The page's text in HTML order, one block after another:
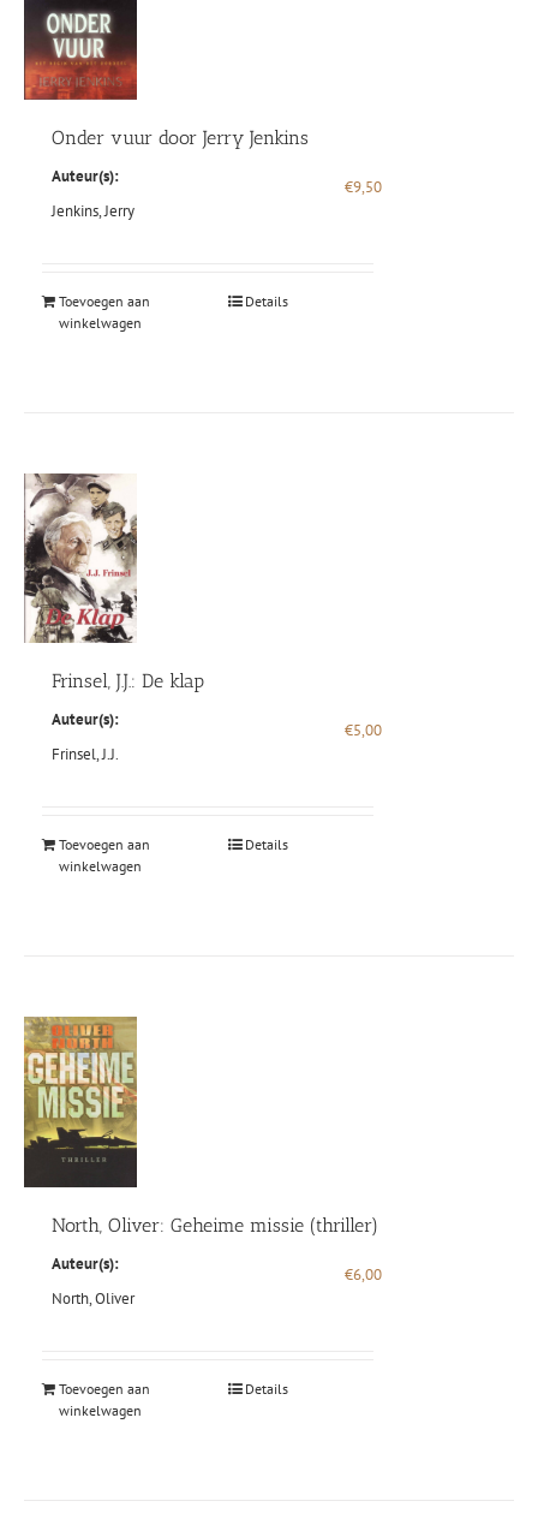
Onder vuur door Jerry Jenkins
Auteur(s):
Jenkins, Jerry
€9,50
Toevoegen aan
winkelwagen
Details
Frinsel, J.J.: De klap
Auteur(s):
Frinsel, J.J.
€5,00
Toevoegen aan
winkelwagen
Details
North, Oliver: Geheime missie (thriller)
Auteur(s):
North, Oliver
€6,00
Toevoegen aan
winkelwagen
Details